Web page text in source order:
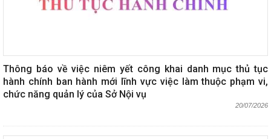
Thông báo về việc niêm yết công khai danh mục thủ tục
hành chính ban hành mới lĩnh vực việc làm thuộc phạm vi,
chức năng quản lý của Sở Nội vụ
20/07/2026